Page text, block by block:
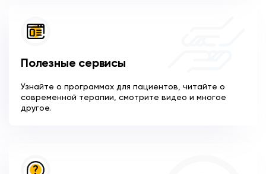
Полезные сервисы
Узнайте о программах для пациентов, читайте о
современной терапии, смотрите видео и многое
другое.